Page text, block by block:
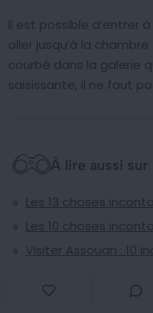
Il est possible d’entrer
aller jusqu’à la
courbé dans la galerie
saisissante, il ne faut
À lire aussi
Les 13 choses
Les 10 choses
Visiter Assouan : 10